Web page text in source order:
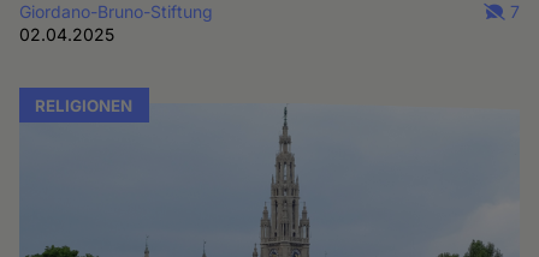
Giordano-Bruno-Stiftung
02.04.2025
7
RELIGIONEN